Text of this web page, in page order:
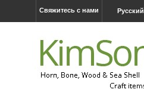
Русский
Свяжитесь с нами